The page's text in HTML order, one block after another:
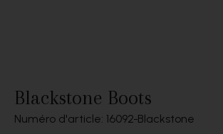
Blackstone Boots
Numéro d'article: 16092 Blackstone